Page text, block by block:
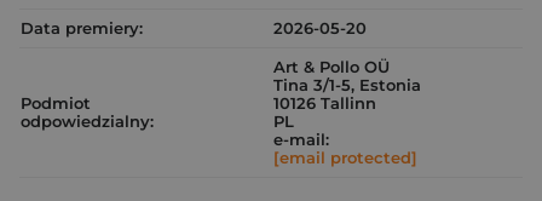
Data premiery:
2026-05-20
Podmiot
odpowiedzialny:
Art & Pollo OÜ
Tina 3/1-5, Estonia
10126 Tallinn
PL
e-mail:
[email protected]